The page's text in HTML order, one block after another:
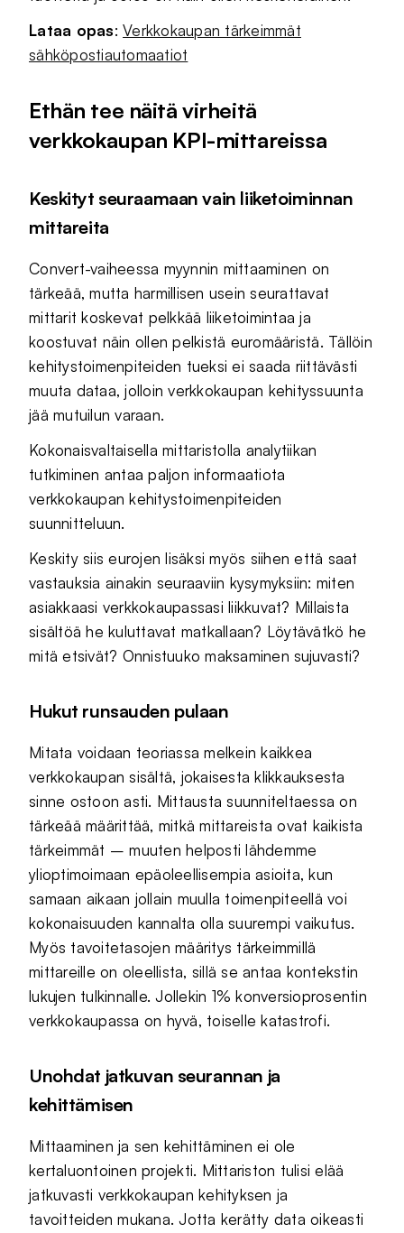
Lataa opas:Verkkokaupan tärkeimmät
sähköpostiautomaatiot
Ethän tee näitä virheitä
verkkokaupan KPI-mittareissa
Keskityt seuraamaan vain liiketoiminnan
mittareita
Convert-vaiheessa myynnin mittaaminen on
tärkeää, mutta harmillisen usein seurattavat
mittarit koskevat pelkkää liiketoimintaa ja
koostuvat näin ollen pelkistä euromääristä. Tällöin
kehitystoimenpiteiden tueksi ei saada riittävästi
muuta dataa, jolloin verkkokaupan kehityssuunta
jää mutuilun varaan.
Kokonaisvaltaisella mittaristolla analytiikan
tutkiminen antaa paljon informaatiota
verkkokaupan kehitystoimenpiteiden
suunnitteluun.
Keskity siis eurojen lisäksi myös siihen että saat
vastauksia ainakin seuraaviin kysymyksiin: miten
asiakkaasi verkkokaupassasi liikkuvat? Millaista
sisältöä he kuluttavat matkallaan? Löytävätkö he
mitä etsivät? Onnistuuko maksaminen sujuvasti?
Hukut runsauden pulaan
Mitata voidaan teoriassa melkein kaikkea
verkkokaupan sisältä, jokaisesta klikkauksesta
sinne ostoon asti. Mittausta suunniteltaessa on
tärkeää määrittää, mitkä mittareista ovat kaikista
tärkeimmät – muuten helposti lähdemme
ylioptimoimaan epäoleellisempia asioita, kun
samaan aikaan jollain muulla toimenpiteellä voi
kokonaisuuden kannalta olla suurempi vaikutus.
Myös tavoitetasojen määritys tärkeimmillä
mittareille on oleellista, sillä se antaa kontekstin
lukujen tulkinnalle. Jollekin 1% konversioprosentin
verkkokaupassa on hyvä, toiselle katastrofi.
Unohdat jatkuvan seurannan ja
kehittämisen
Mittaaminen ja sen kehittäminen ei ole
kertaluontoinen projekti. Mittariston tulisi elää
jatkuvasti verkkokaupan kehityksen ja
tavoitteiden mukana. Jotta kerätty data oikeasti